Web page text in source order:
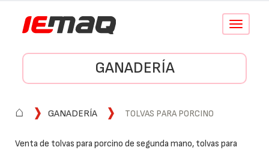
Conmutar
GANADERÍA
⌂ GANADERÍA TOLVAS PARA PORCINO
Venta de tolvas para porcino de segunda mano, tolvas para